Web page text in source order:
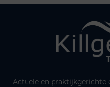
Actuele en praktijkgerichte